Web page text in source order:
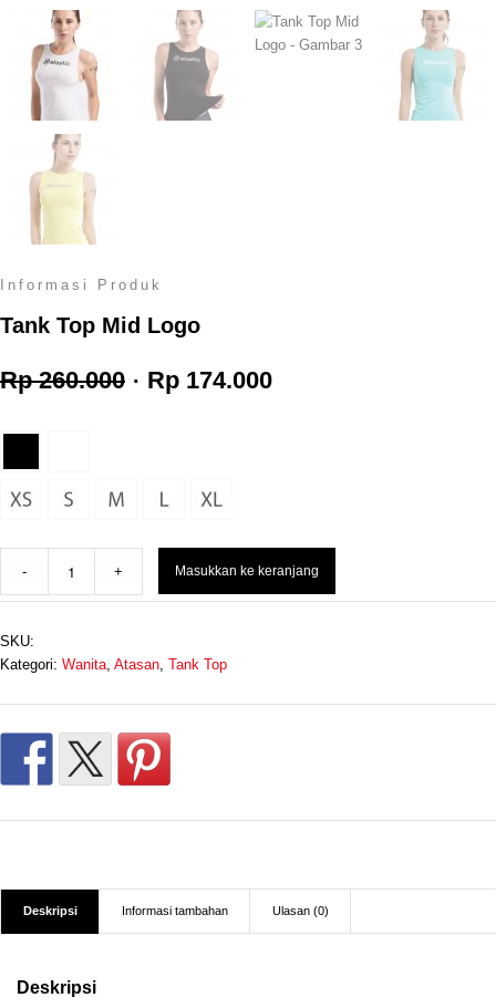
Informasi Produk
Tank Top Mid Logo
Rp260.000 Harga
adalah:
Rp 260.000.
Rp 174.000Harga
adalah:
Rp 174.000.
Masukkan ke keranjang
SKU:
Kategori: Wanita Atasan Tank Top
Deskripsi Informasi tambahan Ulasan (0)
Deskripsi